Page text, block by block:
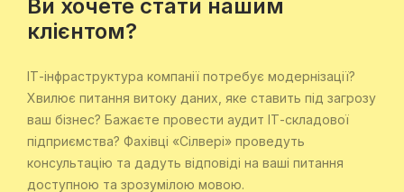
Ви хочете стати нашим
клієнтом?
ІТ-інфраструктура компанії потребує модернізації?
Хвилює питання витоку даних, яке ставить під загрозу
ваш бізнес? Бажаєте провести аудит ІТ-складової
підприємства? Фахівці «Сілвері» проведуть
консультацію та дадуть відповіді на ваші питання
доступною та зрозумілою мовою.